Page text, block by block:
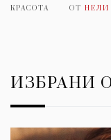
КРАСОТА ОТ НЕЛИ
ИЗБРАНИ